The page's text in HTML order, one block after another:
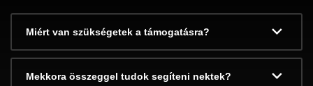
Miért van szükségetek a támogatásra?
Mekkora összeggel tudok segíteni nektek?